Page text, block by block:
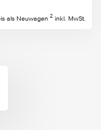
als Neuwagen 2 inkl. MwSt.